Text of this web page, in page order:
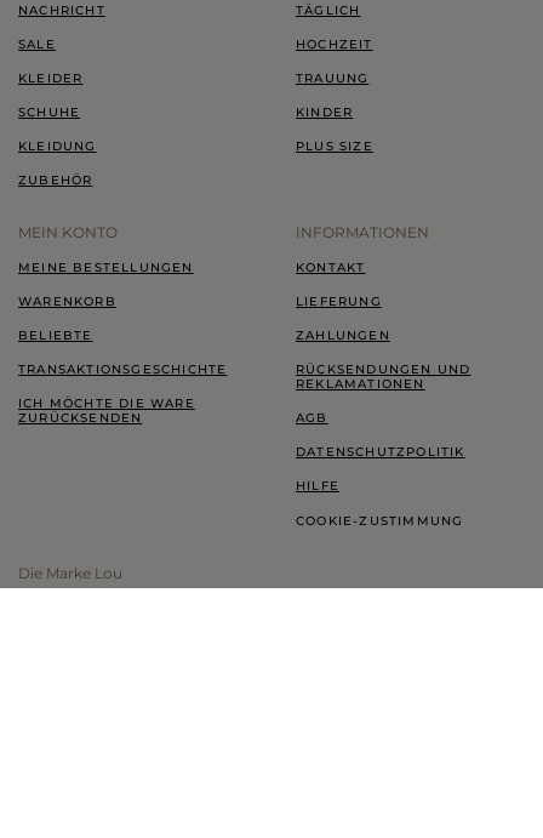
NACHRICHT
SALE
KLEIDER
SCHUHE
KLEIDUNG
ZUBEHÖR
TÄGLICH
HOCHZEIT
TRAUUNG
KINDER
PLUS SIZE
MEIN KONTO
MEINE BESTELLUNGEN
WARENKORB
BELIEBTE
TRANSAKTIONSGESCHICHTE
ICH MÖCHTE DIE WARE
ZURÜCKSENDEN
INFORMATIONEN
KONTAKT
LIEFERUNG
ZAHLUNGEN
RÜCKSENDUNGEN UND
REKLAMATIONEN
AGB
DATENSCHUTZPOLITIK
HILFE
COOKIE-ZUSTIMMUNG
Die Marke Lou